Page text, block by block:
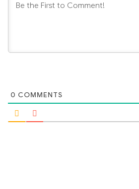
0 COMMENTS